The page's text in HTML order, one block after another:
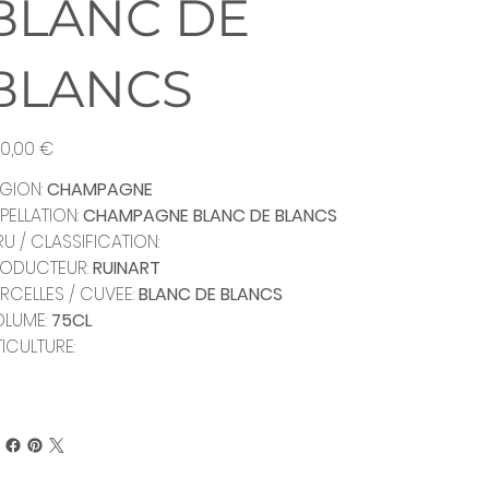
DE
€
CHAMPAGNE
CHAMPAGNE BLANC DE BLANCS
/ CLASSIFICATION:
RUINART
/ CUVEE:BLANC DE BLANCS
75CL